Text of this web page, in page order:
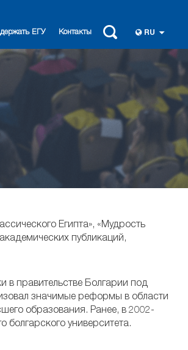
ЕГУ Контакты RU
Египта», «Мудрость
публикаций,
в правительстве Болгарии под
значимые реформы в области
образования. Ранее, в 2002-
болгарского университета.